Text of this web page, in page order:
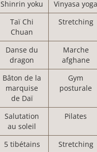
Shinrin yoku Vinyasa yoga
Taï Chi
Chuan
Stretching
Danse du
dragon
Marche
afghane
Bâton de la
marquise
de Daï
Gym
posturale
Salutation
au soleil
Pilates
5 tibétains Stretching